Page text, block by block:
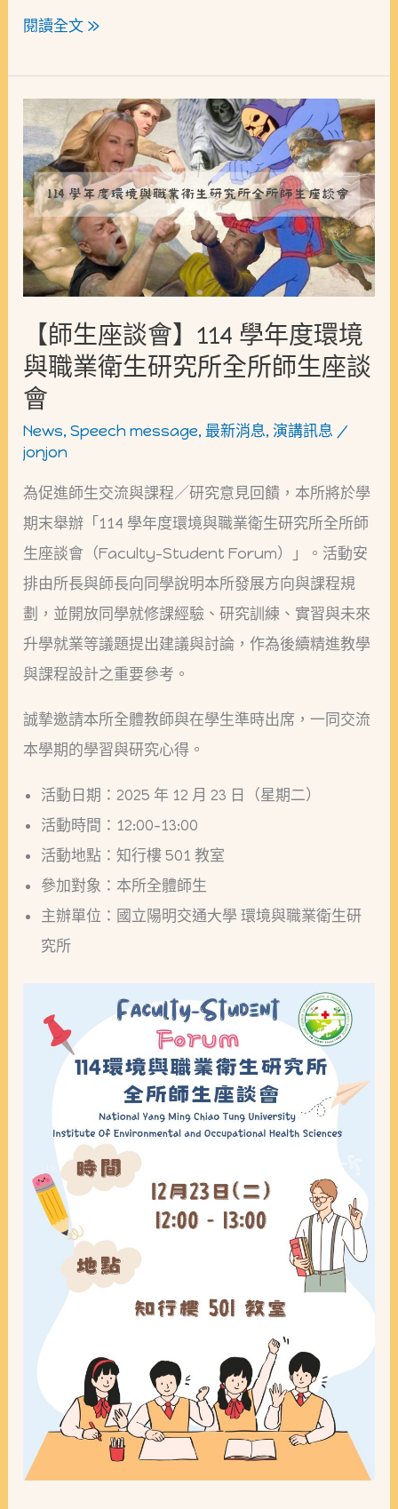
閱讀全文 »
【師生座談會】114 學年度環境
與職業衛生研究所全所師生座談
會
News,Speech message, 最新消息,演講訊息 /
jonjon
為促進師生交流與課程／研究意見回饋，本所將於學
期末舉辦「114 學年度環境與職業衛生研究所全所師
生座談會（Faculty–Student Forum）」。活動安
排由所長與師長向同學說明本所發展方向與課程規
劃，並開放同學就修課經驗、研究訓練、實習與未來
升學就業等議題提出建議與討論，作為後續精進教學
與課程設計之重要參考。
誠摯邀請本所全體教師與在學生準時出席，一同交流
本學期的學習與研究心得。
活動日期：2025 年 12 月 23 日（星期二）
活動時間：12:00–13:00
活動地點：知行樓 501 教室
參加對象：本所全體師生
主辦單位：國立陽明交通大學 環境與職業衛生研
究所
【師
生
座
談
會】
114
學
度
環
境
與
業
衛
生
研
究
所
全
所
師